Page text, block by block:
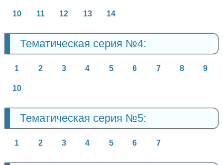
10 11 12 13 14
Тематическая серия №4:
1 2 3 4 5 6 7 8 9
10
Тематическая серия №5:
1 2 3 4 5 6 7